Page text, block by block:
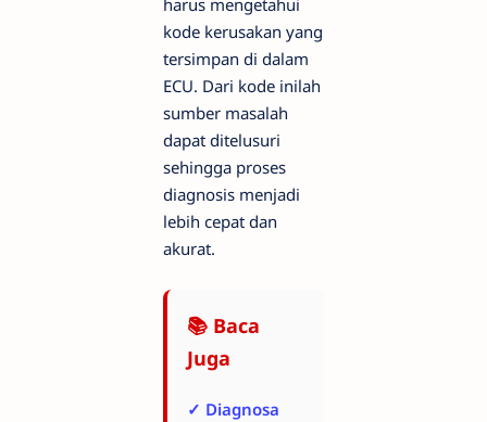
harus mengetahui
kode kerusakan yang
tersimpan di dalam
ECU. Dari kode inilah
sumber masalah
dapat ditelusuri
sehingga proses
diagnosis menjadi
lebih cepat dan
akurat.
📚 Baca
Juga
✓ Diagnosa